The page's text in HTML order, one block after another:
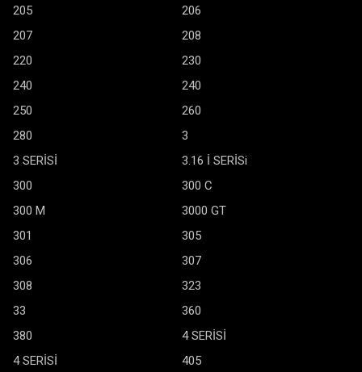
205
206
207
208
220
230
240
240
250
260
280
3
3 SERİSİ
3.16 İ SERİSi
300
300 C
300 M
3000 GT
301
305
306
307
308
323
33
360
380
4 SERİSİ
4 SERİSİ
405